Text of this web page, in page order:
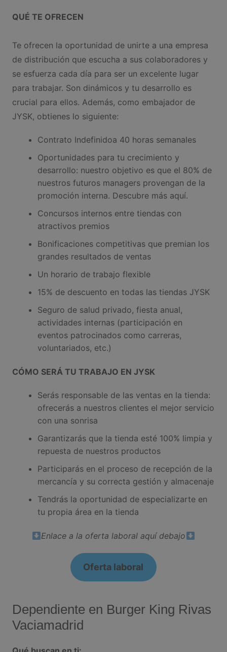
QUÉ TE OFRECEN
Te ofrecen la oportunidad de unirte a una empresa
de distribución que escucha a sus colaboradores y
se esfuerza cada día para ser un excelente lugar
para trabajar. Son dinámicos y tu desarrollo es
crucial para ellos. Además, como embajador de
JYSK, obtienes lo siguiente:
Contrato Indefinidoa 40 horas semanales
Oportunidades para tu crecimiento y
desarrollo: nuestro objetivo es que el 80% de
nuestros futuros managers provengan de la
promoción interna. Descubre más aquí.
Concursos internos entre tiendas con
atractivos premios
Bonificaciones competitivas que premian los
grandes resultados de ventas
Un horario de trabajo flexible
15% de descuento en todas las tiendas JYSK
Seguro de salud privado, fiesta anual,
actividades internas (participación en
eventos patrocinados como carreras,
voluntariados, etc.)
CÓMO SERÁ TU TRABAJO EN JYSK
Serás responsable de las ventas en la tienda:
ofrecerás a nuestros clientes el mejor servicio
con una sonrisa
Garantizarás que la tienda esté 100% limpia y
repuesta de nuestros productos
Participarás en el proceso de recepción de la
mercancía y su correcta gestión y almacenaje
Tendrás la oportunidad de especializarte en
tu propia área en la tienda
Enlace a la oferta laboral aquí debajo
Oferta laboral
Dependiente en Burger King Rivas
Vaciamadrid